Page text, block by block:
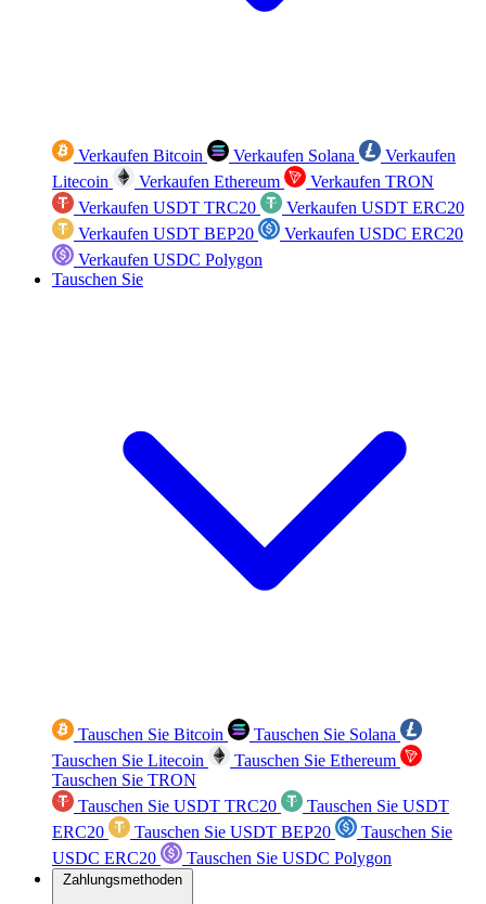
Verkaufen Bitcoin Verkaufen Solana
Verkaufen
Litecoin
Verkaufen Ethereum
Verkaufen TRON
Verkaufen USDT TRC20
Verkaufen USDT ERC20
Verkaufen USDT BEP20
Verkaufen USDC ERC20
Verkaufen USDC Polygon
Tauschen Sie
Tauschen Sie Bitcoin
Tauschen Sie Solana
Tauschen Sie Litecoin
Tauschen Sie Ethereum
Tauschen Sie TRON
Tauschen Sie USDT TRC20
Tauschen Sie USDT
ERC20
Tauschen Sie USDT BEP20
Tauschen Sie
USDC ERC20
Tauschen Sie USDC Polygon
Zahlungsmethoden